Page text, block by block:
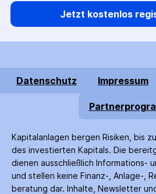
Jetzt kostenlos
Datenschutz Impressum
Kapitalanlagen bergen Risiken, bis
des investierten Kapitals. Die
dienen ausschließlich Informations-
und stellen keine Finanz-, Anlage-,
beratung dar. Inhalte, Newsletter